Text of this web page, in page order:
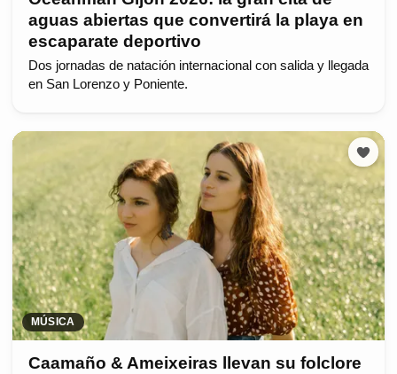
aguas abiertas que convertirá la playa en
escaparate deportivo
Dos jornadas de natación internacional con salida y llegada
en San Lorenzo y Poniente.
MÚSICA
Caamaño & Ameixeiras llevan su folclore